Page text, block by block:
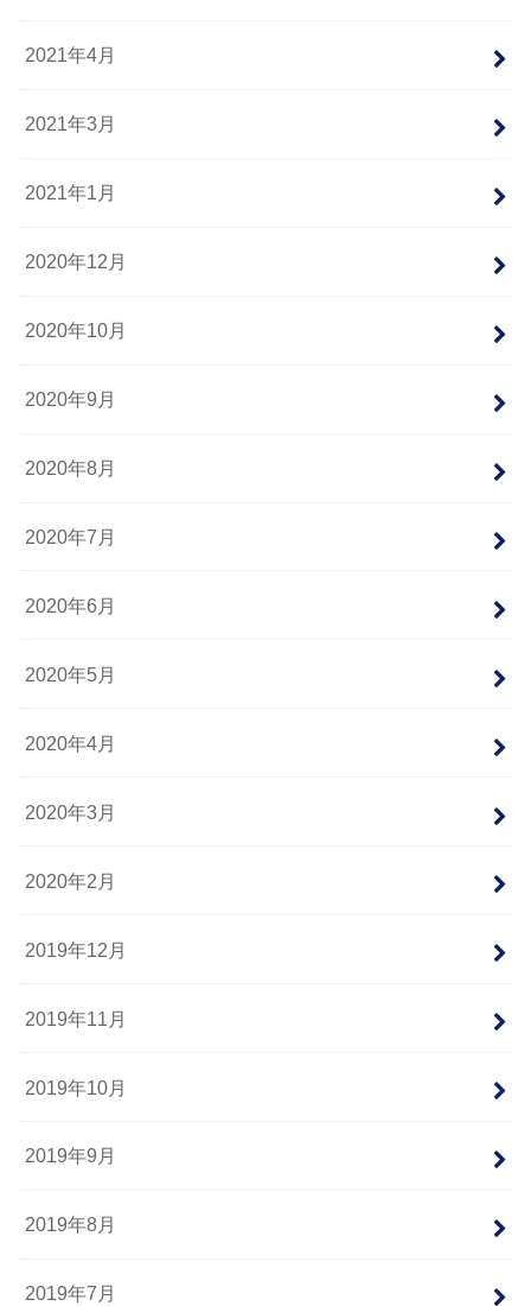
2021年4月
2021年3月
2021年1月
2020年12月
2020年10月
2020年9月
2020年8月
2020年7月
2020年6月
2020年5月
2020年4月
2020年3月
2020年2月
2019年12月
2019年11月
2019年10月
2019年9月
2019年8月
2019年7月